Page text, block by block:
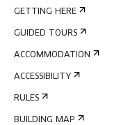
GETTING HERE
GUIDED TOURS
ACCOMMODATION
ACCESSIBILITY
RULES
BUILDING MAP